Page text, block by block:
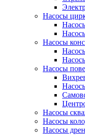
Насосы
Насосы
Насосы
Насосы
Насосы
Насосы